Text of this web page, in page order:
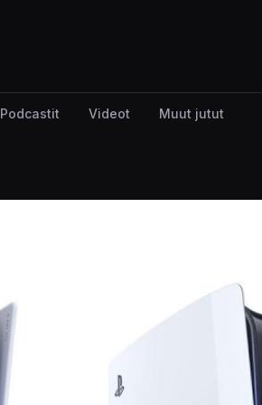
Podcastit Videot Muut jutut